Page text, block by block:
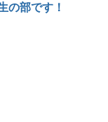
の部です！